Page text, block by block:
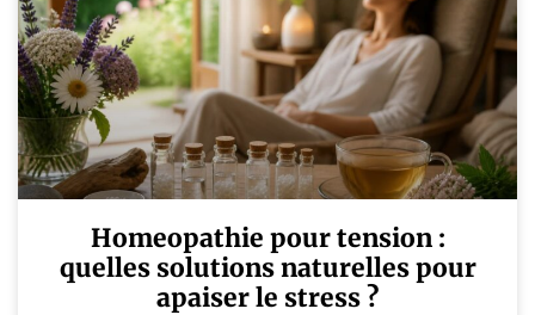
Homeopathie pour tension :
quelles solutions naturelles pour
apaiser le stress ?